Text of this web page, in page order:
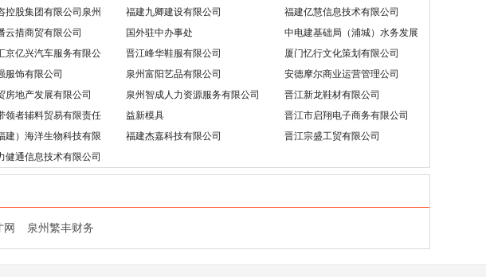
州分公司
控股集团有限公司泉州
福建九卿建设有限公司
福建亿慧信息技术有限公司
云措商贸有限公司 国外驻中办事处
中电建基础局（浦城）水务发展
有限公司
京亿兴汽车服务有限公
晋江峰华鞋服有限公司
厦门忆行文化策划有限公司
服饰有限公司 泉州富阳艺品有限公司
安德摩尔商业运营管理公司
房地产发展有限公司 泉州智成人力资源服务有限公司
晋江新龙鞋材有限公司
领者辅料贸易有限责任
益新模具
晋江市启翔电子商务有限公司
建）海洋生物科技有限
福建杰嘉科技有限公司
晋江宗盛工贸有限公司
健通信息技术有限公司
网 泉州繁丰财务